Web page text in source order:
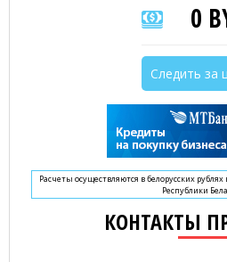
0
Следить за
Расчеты осуществляются в белорусских
Республики
КОНТАКТЫ